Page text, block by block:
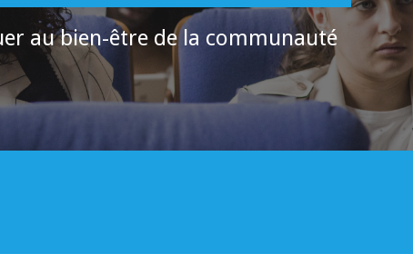
au bien-être de la communauté